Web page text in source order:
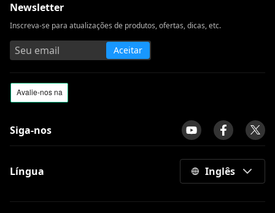
Newsletter
Inscreva-se para atualizações de produtos, ofertas, dicas, etc.
Aceitar
Siga-nos
Língua Inglês